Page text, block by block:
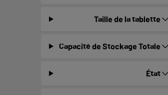
Taille de la tablette
Capacité de Stockage Totale
État